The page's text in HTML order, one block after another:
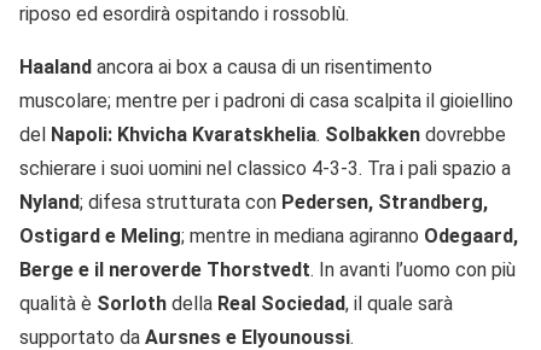
riposo ed esordirà ospitando i rossoblù.
Haaland ancora ai box a causa di un risentimento
muscolare; mentre per i padroni di casa scalpita il gioiellino
del Napoli: Khvicha Kvaratskhelia. Solbakken dovrebbe
schierare i suoi uomini nel classico 4-3-3. Tra i pali spazio a
Nyland; difesa strutturata con Pedersen, Strandberg,
Ostigard e Meling; mentre in mediana agiranno Odegaard,
Berge e il neroverde Thorstvedt. In avanti l’uomo con più
qualità è Sorloth della Real Sociedad, il quale sarà
supportato da Aursnes e Elyounoussi.